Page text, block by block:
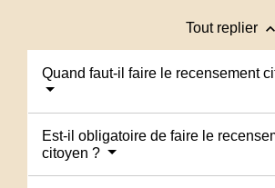
Tout replier keyboard_arrow_up
Quand faut-il faire le recensement
Est-il obligatoire de faire le
citoyen ?